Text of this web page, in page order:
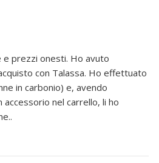
e prezzi onesti. Ho avuto
con Talassa. Ho effettuato
in carbonio) e, avendo
nel carrello, li ho